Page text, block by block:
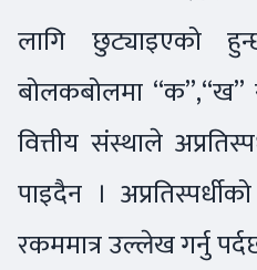
लागि छुट्याइएको
बोलकबोलमा
वित्तीय संस्थाले
पाइदैन ।
रकममात्र उल्लेख गर्नु